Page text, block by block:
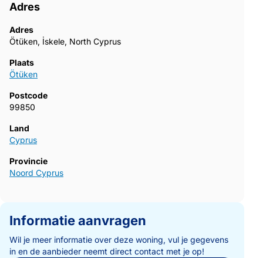
Adres
Adres
Ötüken, İskele, North Cyprus
Plaats
Ötüken
Postcode
99850
Land
Cyprus
Provincie
Noord Cyprus
Informatie aanvragen
Wil je meer informatie over deze woning, vul je gegevens
in en de aanbieder neemt direct contact met je op!